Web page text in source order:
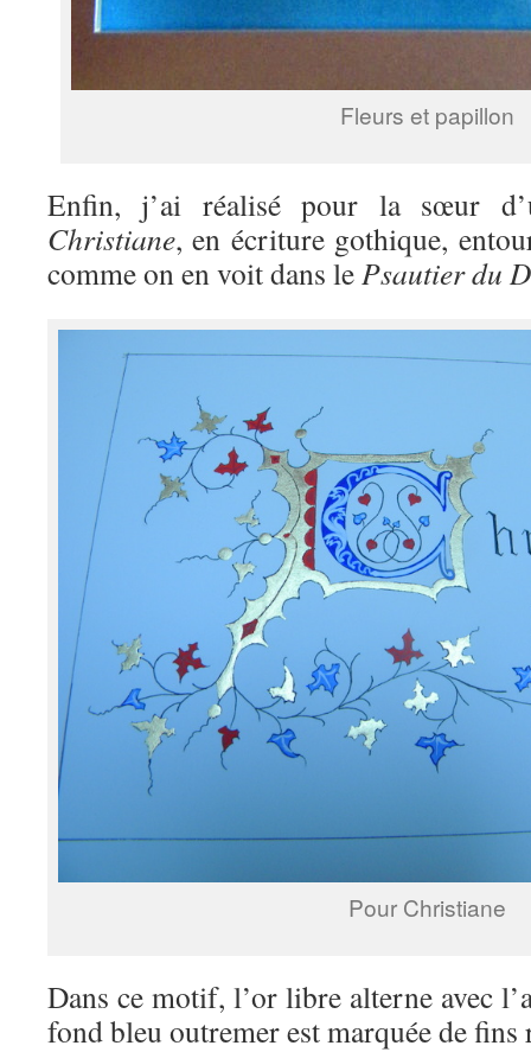
Fleurs et papillon
Enfin, j’ai réalisé pour la sœur
Christiane, en écriture gothique,
comme on en voit dans le Psautier du
Pour Christiane
Dans ce motif, l’or libre alterne avec
fond bleu outremer est marquée de fins